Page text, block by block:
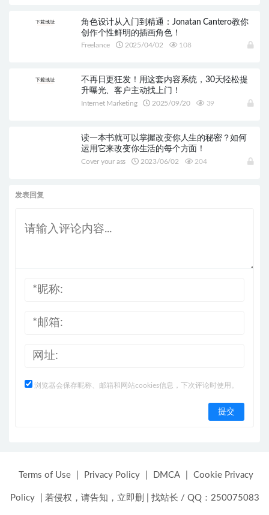
角色设计从入门到精通：Jonatan Cantero教你
创作个性鲜明的插画角色！
Freelance 2025/04/02 108
不再日更狂发！用这套内容系统，30天轻松提
升曝光、客户主动找上门！
Internet Marketing 2025/09/20 39
读一本书就可以掌握改变你人生的秘密？如何
运用它来改变你生活的每个方面！
Cover your ass 2023/06/02 204
发表回复
浏览器会保存昵称、邮箱和网站cookies信息，下次评论时使用。
Terms of Use Privacy Policy DMCA Cookie Privacy
Policy 若侵权，请告知，立即删 找站长 / QQ：250075083